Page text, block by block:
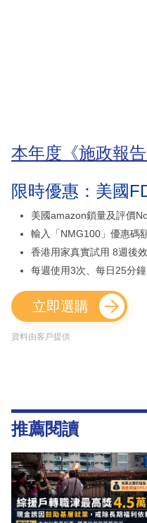
本年度《施政報
限時優惠：美國
美國amazon鎖量及評價
輸入「NMG100」優惠碼
香港用家真實試用 8週後
每週使用3次、每日25分
立即選購
資料由客戶提供
推薦閱讀